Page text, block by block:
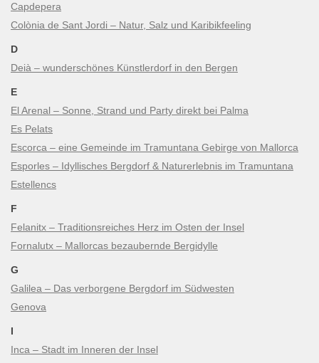
Capdepera
Colònia de Sant Jordi – Natur, Salz und Karibikfeeling
D
Deià – wunderschönes Künstlerdorf in den Bergen
E
El Arenal – Sonne, Strand und Party direkt bei Palma
Es Pelats
Escorca – eine Gemeinde im Tramuntana Gebirge von Mallorca
Esporles – Idyllisches Bergdorf & Naturerlebnis im Tramuntana
Estellencs
F
Felanitx – Traditionsreiches Herz im Osten der Insel
Fornalutx – Mallorcas bezaubernde Bergidylle
G
Galilea – Das verborgene Bergdorf im Südwesten
Genova
I
Inca – Stadt im Inneren der Insel